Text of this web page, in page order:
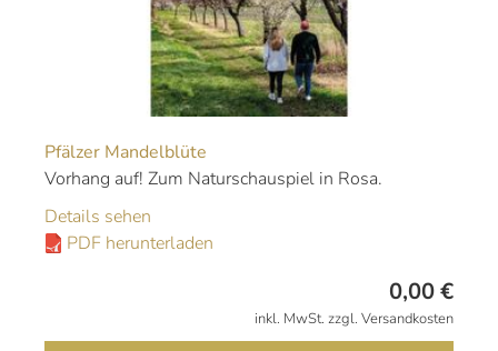
Pfälzer Mandelblüte
Vorhang auf! Zum Naturschauspiel in Rosa.
Details sehen
PDF herunterladen
0,00€
inkl. MwSt. zzgl. Versandkosten